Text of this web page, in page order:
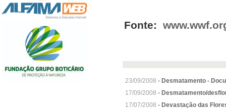
Fonte:
23/09/2008 - Desmatamento -
17/09/2008 - Desmatamento/
17/07/2008 - Devastação das